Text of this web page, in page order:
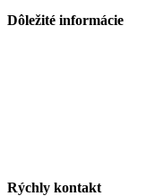
Dôležité informácie
Rýchly kontakt